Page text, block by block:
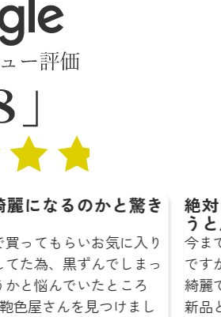
絶対に鞄色屋さんにお願
今までも鞄を修理に出した事
ですが、どこのお店よりも仕
綺麗でびっくりしました…‼︎
新品と変わらないような仕上